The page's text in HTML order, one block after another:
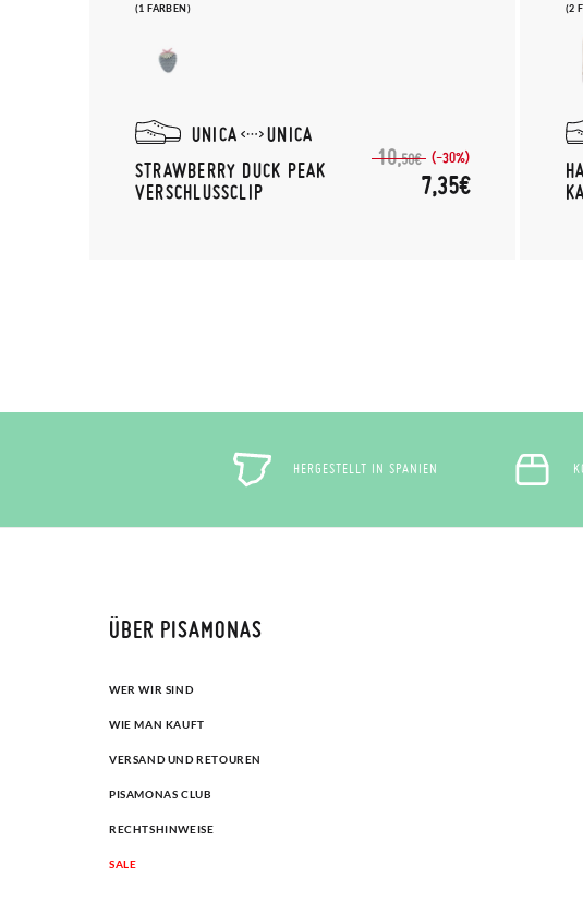
(1 FARBEN)
UNICA
UNICA
STRAWBERRY DUCK PEAK
VERSCHLUSSCLIP
10,50€ (-30%)
7,35€
(2
HERGESTELLT IN SPANIEN
ÜBER PISAMONAS
WER WIR SIND
WIE MAN KAUFT
VERSAND UND RETOUREN
PISAMONAS CLUB
RECHTSHINWEISE
SALE